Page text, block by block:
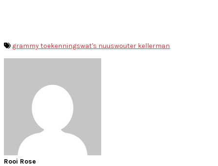
grammy toekenningswat's nuuswouter kellerman
Rooi Rose